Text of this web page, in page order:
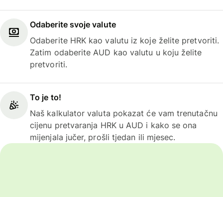
Odaberite svoje valute
Odaberite HRK kao valutu iz koje želite pretvoriti.
Zatim odaberite AUD kao valutu u koju želite
pretvoriti.
To je to!
Naš kalkulator valuta pokazat će vam trenutačnu
cijenu pretvaranja HRK u AUD i kako se ona
mijenjala jučer, prošli tjedan ili mjesec.